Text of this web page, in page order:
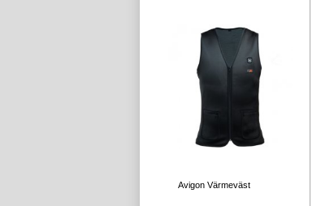
Avigon Värmeväst